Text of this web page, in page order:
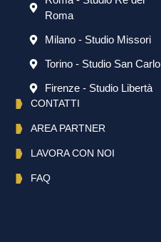
Roma
Milano - Studio Missori
Torino - Studio San Carlo
Firenze - Studio Libertà
CONTATTI
AREA PARTNER
LAVORA CON NOI
FAQ